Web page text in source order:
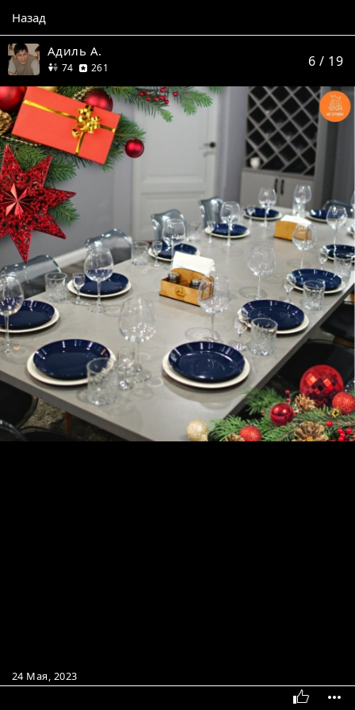
Назад
Адиль А.
74друга261 6 / 19
24 Мая, 2023